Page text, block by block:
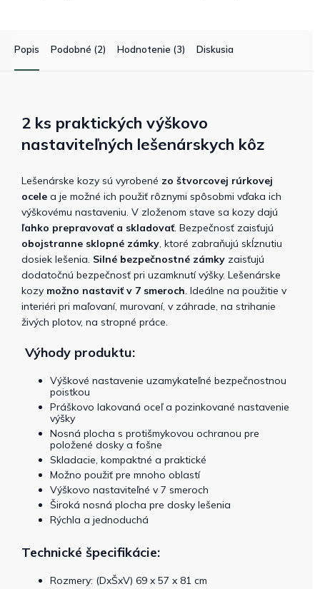
Popis Podobné (2) Hodnotenie (3) Diskusia
2 ks praktických výškovo
nastaviteľných lešenárskych kôz
Lešenárske kozy sú vyrobené zo štvorcovej rúrkovej
ocele a je možné ich použiť rôznymi spôsobmi vďaka ich
výškovému nastaveniu. V zloženom stave sa kozy dajú
ľahko prepravovať a skladovať . Bezpečnosť zaisťujú
obojstranne sklopné zámky , ktoré zabraňujú skĺznutiu
dosiek lešenia. Silné bezpečnostné zámky zaisťujú
dodatočnú bezpečnosť pri uzamknutí výšky. Lešenárske
kozy možno nastaviť v 7 smeroch . Ideálne na použitie v
interiéri pri maľovaní, murovaní, v záhrade, na strihanie
živých plotov, na stropné práce.
Výhody produktu:
Výškové nastavenie uzamykateľné bezpečnostnou
poistkou
Práškovo lakovaná oceľ a pozinkované nastavenie
výšky
Nosná plocha s protišmykovou ochranou pre
položené dosky a fošne
Skladacie, kompaktné a praktické
Možno použiť pre mnoho oblastí
Výškovo nastaviteľné v 7 smeroch
Široká nosná plocha pre dosky lešenia
Rýchla a jednoduchá
Technické špecifikácie:
Rozmery: (DxŠxV) 69 x 57 x 81 cm